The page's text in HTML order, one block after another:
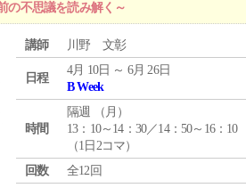
の不思議を読み解く～
講師 川野 文彰
日程
4月 10日 ～ 6月 26日
B Week
時間
隔週 （ 月 ）
13：10～14：30／14：50～16：10
（1日2コマ）
回数
全12回